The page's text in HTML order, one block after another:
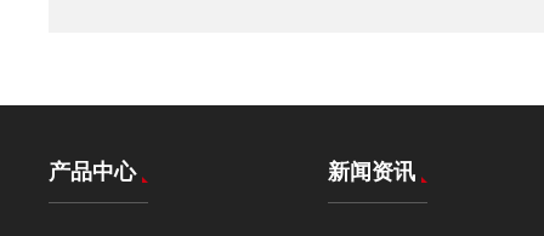
产品中心 新闻资讯